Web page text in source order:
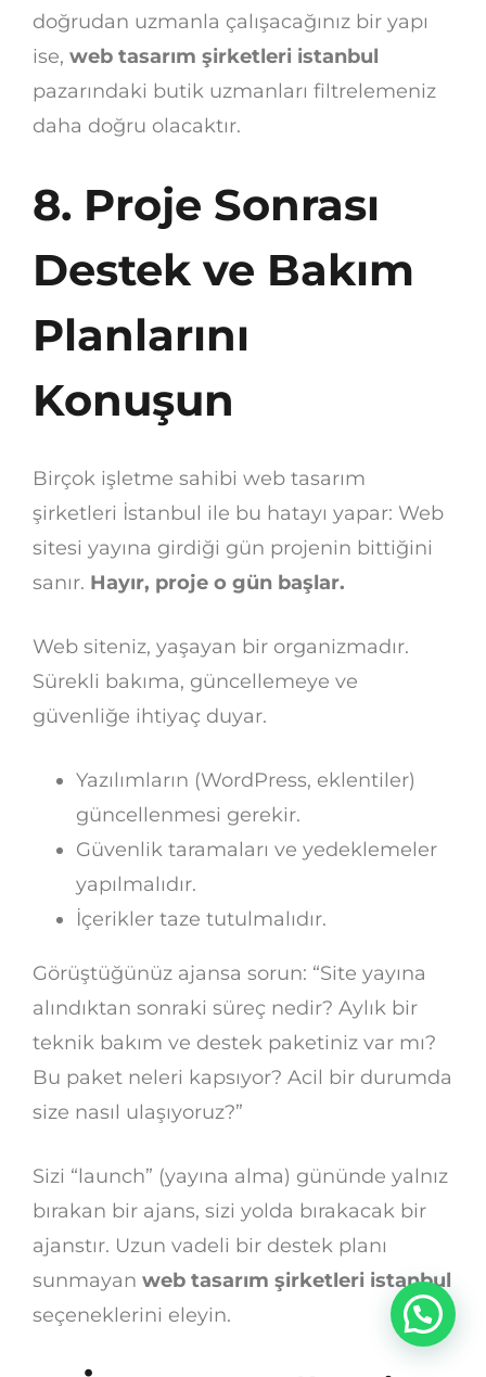
doğrudan uzmanla çalışacağınız bir yapı
ise, web tasarım şirketleri istanbul
pazarındaki butik uzmanları filtrelemeniz
daha doğru olacaktır.
8. Proje Sonrası
Destek ve Bakım
Planlarını
Konuşun
Birçok işletme sahibi web tasarım
şirketleri İstanbul ile bu hatayı yapar: Web
sitesi yayına girdiği gün projenin bittiğini
sanır. Hayır, proje o gün başlar.
Web siteniz, yaşayan bir organizmadır.
Sürekli bakıma, güncellemeye ve
güvenliğe ihtiyaç duyar.
Yazılımların (WordPress, eklentiler)
güncellenmesi gerekir.
Güvenlik taramaları ve yedeklemeler
yapılmalıdır.
İçerikler taze tutulmalıdır.
Görüştüğünüz ajansa sorun: “Site yayına
alındıktan sonraki süreç nedir? Aylık bir
teknik bakım ve destek paketiniz var mı?
Bu paket neleri kapsıyor? Acil bir durumda
size nasıl ulaşıyoruz?”
Sizi “launch” (yayına alma) gününde yalnız
bırakan bir ajans, sizi yolda bırakacak bir
ajanstır. Uzun vadeli bir destek planı
sunmayan web tasarım şirketleri istanbul
seçeneklerini eleyin.